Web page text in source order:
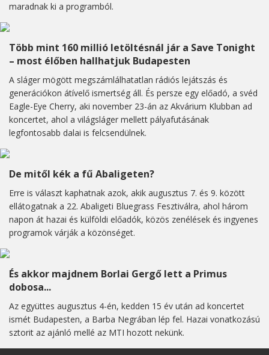
maradnak ki a programból.
Több mint 160 millió letöltésnál jár a Save Tonight
– most élőben hallhatjuk Budapesten
A sláger mögött megszámlálhatatlan rádiós lejátszás és
generációkon átívelő ismertség áll. És persze egy előadó, a svéd
Eagle-Eye Cherry, aki november 23-án az Akvárium Klubban ad
koncertet, ahol a világsláger mellett pályafutásának
legfontosabb dalai is felcsendülnek.
De mitől kék a fű Abaligeten?
Erre is választ kaphatnak azok, akik augusztus 7. és 9. között
ellátogatnak a 22. Abaligeti Bluegrass Fesztiválra, ahol három
napon át hazai és külföldi előadók, közös zenélések és ingyenes
programok várják a közönséget.
És akkor majdnem Borlai Gergő lett a Primus
dobosa...
Az együttes augusztus 4-én, kedden 15 év után ad koncertet
ismét Budapesten, a Barba Negrában lép fel. Hazai vonatkozású
sztorit az ajánló mellé az MTI hozott nekünk.